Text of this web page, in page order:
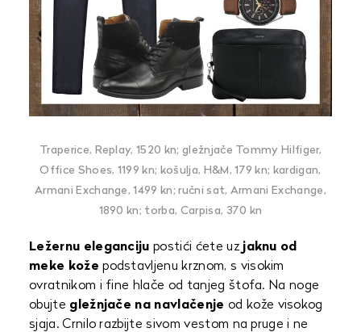
Traperice, Replay, 1520 kn; gležnjače Tommy Hilfiger,
Office Shoes, 1199 kn; košulja, H&M, 179 kn; kardigan,
Armani Exchange, 1499 kn; ručni sat, Armani Exchange,
1890 kn; torba, Carpisa, 370 kn
Ležernu eleganciju postići ćete uz jaknu od
meke kože podstavljenu krznom, s visokim
ovratnikom i fine hlače od tanjeg štofa. Na noge
obujte gležnjače na navlačenje od kože visokog
sjaja. Crnilo razbijte sivom vestom na pruge i ne